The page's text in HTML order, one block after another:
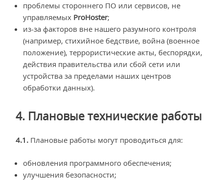
проблемы стороннего ПО или сервисов, не
управляемых ProHoster;
из-за факторов вне нашего разумного контроля
(например, стихийное бедствие, война (военное
положение), террористические акты, беспорядки,
действия правительства или сбой сети или
устройства за пределами наших центров
обработки данных).
4. Плановые технические работы
4.1. Плановые работы могут проводиться для:
обновления программного обеспечения;
улучшения безопасности;